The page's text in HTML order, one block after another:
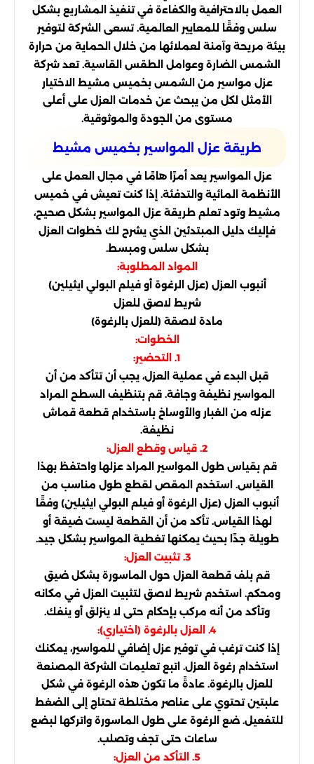
العمل بالاحترافية والكفاءة في تنفيذ المشاريع بشكل
سلس وفقًا للمعايير العالمية. تسعى الشركة لتوفير
بيئة مريحة وآمنة لعملائها من خلال الحماية من حرارة
الشمس الضارة وعوامل الطقس القاسية. تعد شركة
عزل مواسير من الشمس بخميس مشيط الاختيار
الأمثل لكل من يبحث عن خدمات العزل على أعلى
مستوى من الجودة والموثوقية.
طريقة عزل المواسير بخميس مشيط
عزل المواسير يعد أمرًا هامًا في مجال العمل على
الأنظمة المائية والتدفئة. إذا كنت تعيش في خميس
مشيط وتود تعلم طريقة عزل المواسير بشكل صحيح،
فإليك دليل المبتدئين الذي يشرح لك خطوات العزل
بشكل سلس ومبسط.
المواد المطلوبة:
أنبوب العزل (عزل الرغوة أو فيلم البولي ايثيلين)
شريط لاصق للعزل
مادة لاصقة (للعزل بالرغوة)
الخطوات:
1. التحضير:
قبل البدء في عملية العزل، يجب أن تتأكد من أن
المواسير نظيفة وجافة. قم بتنظيف السطح المراد
عزله من الغبار والأوساخ باستخدام قطعة قماش
نظيفة.
2. قياس وقطع العزل:
قم بقياس طول المواسير المراد عزلها واحتفظ بهذا
القياس. استخدم المقص لقطع طول مناسب من
أنبوب العزل (عزل الرغوة أو فيلم البولي ايثيلين) وفقًا
لهذا القياس. تأكد من أن القطعة ليست ضيقة أو
طويلة جدًا بحيث يمكنها تغطية المواسير بشكل جيد.
3. تثبيت العزل:
قم بلف قطعة العزل حول الماسورة بشكل ضيق
ومحكم. استخدم شريط لاصق لتثبيت العزل في مكانه
وتأكد من أنه مركب بإحكام حتى لا ينزلق أو ينفك.
4. العزل بالرغوة (اختياري):
إذا كنت ترغب في توفير عزل إضافي للمواسير، يمكنك
استخدام رغوة العزل. اتبع تعليمات الشركة المصنعة
للعزل بالرغوة. عادةً ما تكون هذه الرغوة في شكل
علبتين تحتوي على عناصر مختلطة تحتاج إلى الضغط
للتفعيل. ضع الرغوة على طول الماسورة واتركها لبضع
ساعات حتى تجف وتصلب.
5. التأكد من العزل: